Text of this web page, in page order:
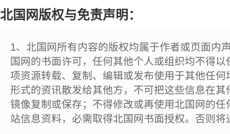
北国网版权与免责声明：
1、北国网所有内容的版权均属于作者或页面内
国网的书面许可，任何其他个人或组织均不得
项资源转载、复制、编辑或发布使用于其他任
形式的资讯散发给其他方，不可把这些信息在
镜像复制或保存；不得修改或再使用北国网的
站信息资料，必需取得北国网书面授权。否则将